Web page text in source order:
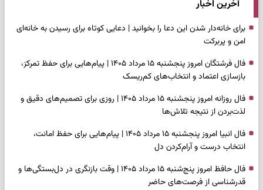
آخرین اخبار
برای خانه‌دار شدن این دعا را بخوانید | دعایی کوتاه برای رسیدن به خانه‌ای
امن و پربرکت
فال فرشتگان امروز پنجشنبه ۱۵ مرداد ۱۴۰۵ | پیام‌هایی برای حفظ تمرکز،
بازسازی اعتماد و انتخاب‌های کم‌ریسک
فال روزانه امروز پنجشنبه ۱۵ مرداد ۱۴۰۵ | روزی برای تصمیم‌های دقیق و
لذت‌بردن از نتیجه تلاش‌ها
فال انبیا امروز پنجشنبه ۱۵ مرداد ۱۴۰۵ | پیام‌هایی برای حفظ امانت،
انتخاب درست و آرام‌کردن دل
فال حافظ امروز پنج‌شنبه ۱۵ مرداد ۱۴۰۵ | وقت بازنگری در دل‌بستگی‌ها و
قدرشناسی از فرصت‌های حاضر